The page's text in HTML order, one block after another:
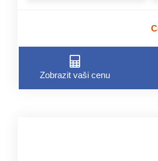
Zobrazit vaši cenu